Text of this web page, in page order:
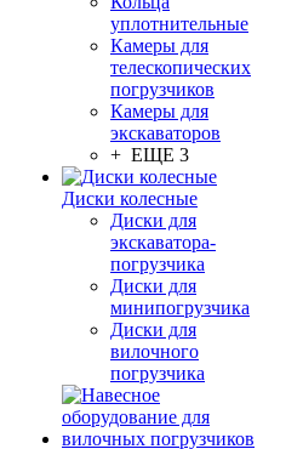
уплотнительные
Камеры для
телескопических
погрузчиков
Камеры для
экскаваторов
+ ЕЩЕ 3
Диски колесные
Диски для
экскаватора-
погрузчика
Диски для
минипогрузчика
Диски для
вилочного
погрузчика